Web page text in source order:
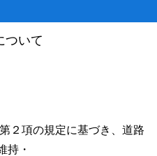
ついて
２項の規定に基づき、道路
持・